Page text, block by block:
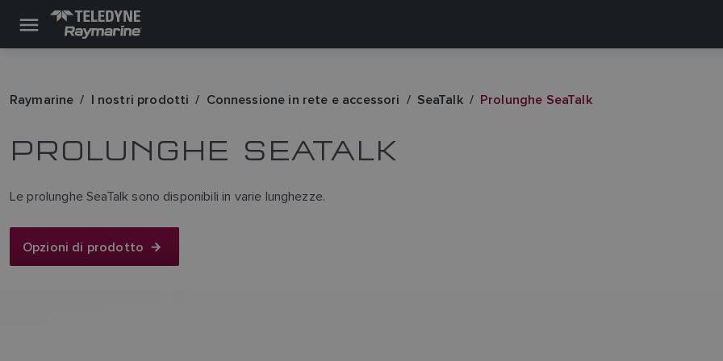
Raymarine I nostri prodotti Connessione in rete e accessori SeaTalk Prolunghe SeaTalk
PROLUNGHE SEATALK
Le prolunghe SeaTalk sono disponibili in varie lunghezze.
Opzioni di prodotto